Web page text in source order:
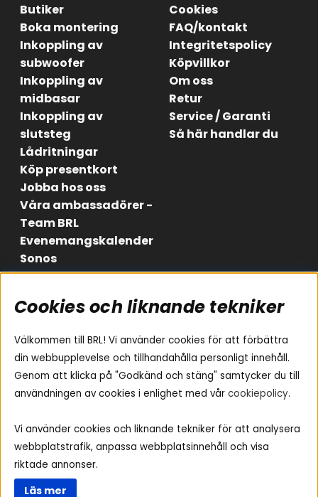
Butiker
Boka montering
Inkoppling av
subwoofer
Inkoppling av
midbasar
Inkoppling av
slutsteg
Lådritningar
Köp presentkort
Jobba hos oss
Våra ambassadörer -
Team BRL
Evenemangskalender
Sonos
Cookies
FAQ/kontakt
Integritetspolicy
Köpvillkor
Om oss
Retur
Service / Garanti
Så här handlar du
Områden
Billjud
Hemmaljud
Medarbetare
Vad passar i min bil
Yamaha Musiccast
Ljud till A-traktorn
Ljud till båten
Ljud till lastbil
Ljus till A-traktorn
Visselblåsning
Följ oss
Instagram
Facebook
Youtube
Cookies och liknande tekniker
Välkommen till BRL! Vi använder cookies för att förbättra
din webbupplevelse och tillhandahålla personligt innehåll.
Genom att klicka på "Godkänd och stäng" samtycker du till
användningen av cookies i enlighet med vår cookiepolicy.
Vi använder cookies och liknande tekniker för att analysera
webbplatstrafik, anpassa webbplatsinnehåll och visa
riktade annonser.
Läs mer